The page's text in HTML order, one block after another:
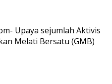
Upaya sejumlah Aktivis
Melati Bersatu (GMB)